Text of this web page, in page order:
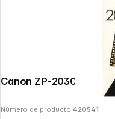
Número de producto:420541